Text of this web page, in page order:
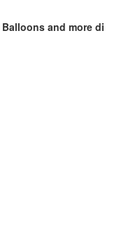
Balloons and more di